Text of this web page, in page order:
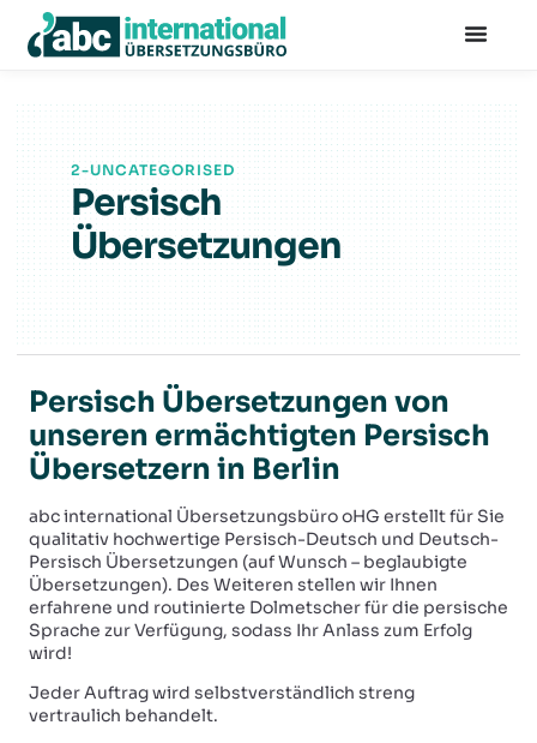
+49 30 501 590 85
2-UNCATEGORISED
Persisch
Übersetzungen
Persisch Übersetzungen von
unseren ermächtigten Persisch
Übersetzern in Berlin
abc international Übersetzungsbüro oHG erstellt für Sie
qualitativ hochwertige Persisch-Deutsch und Deutsch-
Persisch Übersetzungen (auf Wunsch – beglaubigte
Übersetzungen). Des Weiteren stellen wir Ihnen
erfahrene und routinierte Dolmetscher für die persische
Sprache zur Verfügung, sodass Ihr Anlass zum Erfolg
wird!
Jeder Auftrag wird selbstverständlich streng
vertraulich behandelt.